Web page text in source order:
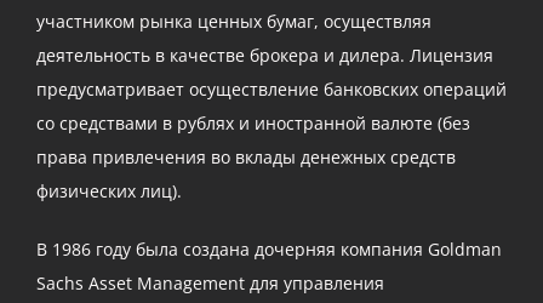
участником рынка ценных бумаг, осуществляя
деятельность в качестве брокера и дилера. Лицензия
предусматривает осуществление банковских операций
со средствами в рублях и иностранной валюте (без
права привлечения во вклады денежных средств
физических лиц).
В 1986 году была создана дочерняя компания Goldman
Sachs Asset Management для управления